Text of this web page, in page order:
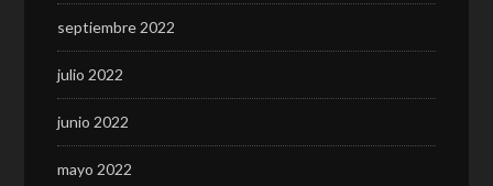
septiembre 2022
julio 2022
junio 2022
mayo 2022